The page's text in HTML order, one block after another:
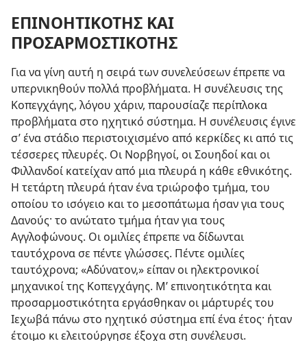
ΕΠΙΝΟΗΤΙΚΟΤΗΣ ΚΑΙ
ΠΡΟΣΑΡΜΟΣΤΙΚΟΤΗΣ
Για να γίνη αυτή η σειρά των συνελεύσεων έπρεπε να
υπερνικηθούν πολλά προβλήματα. Η συνέλευσις της
Κοπεγχάγης, λόγου χάριν, παρουσίαζε περίπλοκα
προβλήματα στο ηχητικό σύστημα. Η συνέλευσις έγινε
σ’ ένα στάδιο περιστοιχισμένο από κερκίδες κι από τις
τέσσερες πλευρές. Οι Νορβηγοί, οι Σουηδοί και οι
Φιλλανδοί κατείχαν από μια πλευρά η κάθε εθνικότης.
Η τετάρτη πλευρά ήταν ένα τριώροφο τμήμα, του
οποίου το ισόγειο και το μεσοπάτωμα ήσαν για τους
Δανούς· το ανώτατο τμήμα ήταν για τους
Αγγλοφώνους. Οι ομιλίες έπρεπε να δίδωνται
ταυτόχρονα σε πέντε γλώσσες. Πέντε ομιλίες
ταυτόχρονα; «Αδύνατον,» είπαν οι ηλεκτρονικοί
μηχανικοί της Κοπεγχάγης. Μ’ επινοητικότητα και
προσαρμοστικότητα εργάσθηκαν οι μάρτυρές του
Ιεχωβά πάνω στο ηχητικό σύστημα επί ένα έτος· ήταν
έτοιμο κι ελειτούργησε έξοχα στη συνέλευσι.